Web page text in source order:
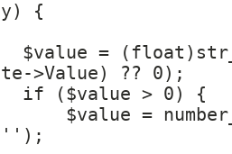
{
>Value) ?? 0);
'');